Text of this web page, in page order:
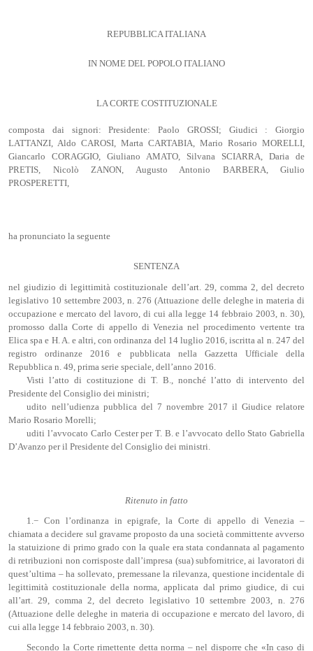
REPUBBLICA ITALIANA
IN NOME DEL POPOLO ITALIANO
LA CORTE COSTITUZIONALE
composta dai signori: Presidente: Paolo GROSSI; Giudici : Giorgio
LATTANZI, Aldo CAROSI, Marta CARTABIA, Mario Rosario MORELLI,
Giancarlo CORAGGIO, Giuliano AMATO, Silvana SCIARRA, Daria de
PRETIS, Nicolò ZANON, Augusto Antonio BARBERA, Giulio
PROSPERETTI,
ha pronunciato la seguente
SENTENZA
nel giudizio di legittimità costituzionale dell’art. 29, comma 2, del decreto
legislativo 10 settembre 2003, n. 276 (Attuazione delle deleghe in materia di
occupazione e mercato del lavoro, di cui alla legge 14 febbraio 2003, n. 30),
promosso dalla Corte di appello di Venezia nel procedimento vertente tra
Elica spa e H. A. e altri, con ordinanza del 14 luglio 2016, iscritta al n. 247 del
registro ordinanze 2016 e pubblicata nella Gazzetta Ufficiale della
Repubblica n. 49, prima serie speciale, dell’anno 2016.
Visti l’atto di costituzione di T. B., nonché l’atto di intervento del
Presidente del Consiglio dei ministri;
udito nell’udienza pubblica del 7 novembre 2017 il Giudice relatore
Mario Rosario Morelli;
uditi l’avvocato Carlo Cester per T. B. e l’avvocato dello Stato Gabriella
D’Avanzo per il Presidente del Consiglio dei ministri.
Ritenuto in fatto
1.− Con l’ordinanza in epigrafe, la Corte di appello di Venezia –
chiamata a decidere sul gravame proposto da una società committente avverso
la statuizione di primo grado con la quale era stata condannata al pagamento
di retribuzioni non corrisposte dall’impresa (sua) subfornitrice, ai lavoratori di
quest’ultima – ha sollevato, premessane la rilevanza, questione incidentale di
legittimità costituzionale della norma, applicata dal primo giudice, di cui
all’art. 29, comma 2, del decreto legislativo 10 settembre 2003, n. 276
(Attuazione delle deleghe in materia di occupazione e mercato del lavoro, di
cui alla legge 14 febbraio 2003, n. 30).
Secondo la Corte rimettente detta norma – nel disporre che «In caso di